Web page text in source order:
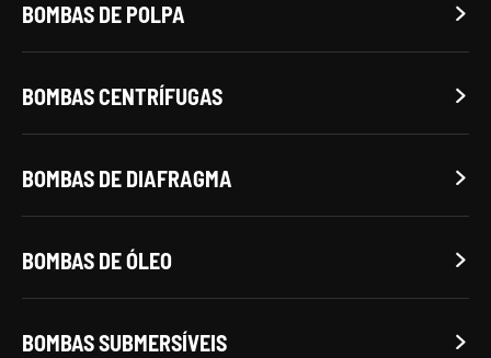
BOMBAS DE POLPA 
BOMBAS CENTRÍFUGAS 
BOMBAS DE DIAFRAGMA 
BOMBAS DE ÓLEO 
BOMBAS SUBMERSÍVEIS 